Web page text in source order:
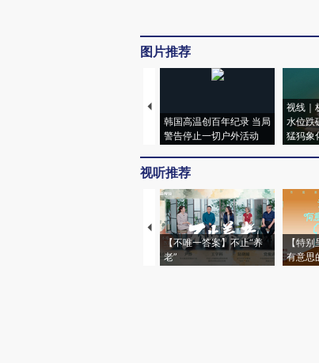
图片推荐
韩国高温创百年纪录 当局
警告停止一切户外活动
视线｜
水位跌
猛犸象
视听推荐
【不唯一答案】不止“养
老”
【特
有意思